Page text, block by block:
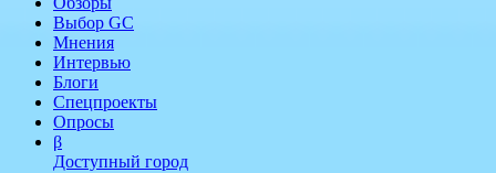
Выбор GC
Мнения
Интервью
Блоги
Спецпроекты
Опросы
β
Доступный город